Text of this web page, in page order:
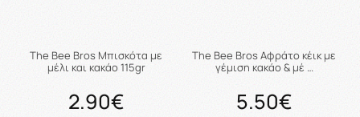
The Bee Bros Μπισκότα με
μέλι και κακάο 115gr
2.90€
The Bee Bros Αφράτο κέικ με
γέμιση κακάο & μέ …
5.50€